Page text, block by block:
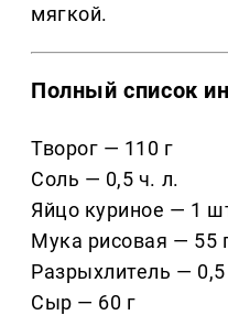
мягкой.
Полный список
Творог — 110 г
Соль — 0,5 ч. л.
Яйцо куриное — 1
Мука рисовая — 55
Разрыхлитель — 0,5
Сыр — 60 г